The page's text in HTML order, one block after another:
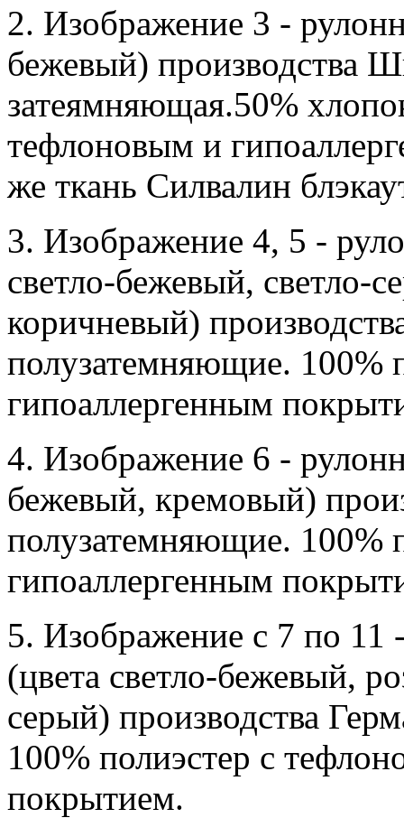
2. Изображение 3 -
бежевый) производства
затеямняющая.50%
тефлоновым и
же ткань Силвалин
3. Изображение 4, 5 -
светло-бежевый, светло-
коричневый)
полузатемняющие. 100%
гипоаллергенным
4. Изображение 6 -
бежевый, кремовый)
полузатемняющие. 100%
гипоаллергенным
5. Изображение с 7 по 11
(цвета светло-бежевый,
серый) производства
100% полиэстер с
покрытием.